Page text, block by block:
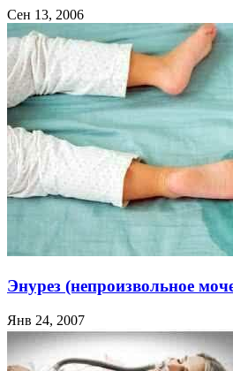
Сен 13, 2006
Энурез (непроизвольное
Янв 24, 2007